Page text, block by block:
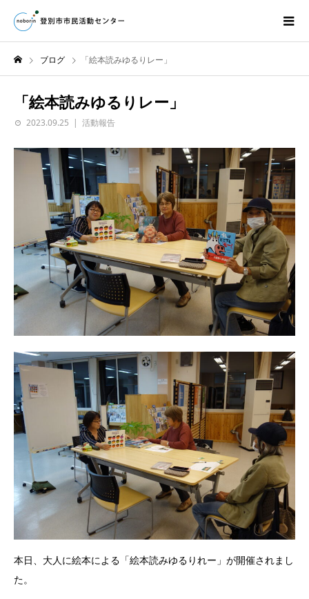
ブログ 「絵本読みゆるりレー」
「絵本読みゆるりレー」
2023.09.25 活動報告
本日、大人に絵本による「絵本読みゆるりれー」が開催されまし
た。